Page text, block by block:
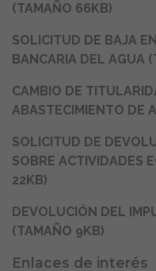
(TAMAÑO 66KB)
SOLICITUD DE BAJA
BANCARIA DEL AGUA
CAMBIO DE
ABASTECIMIENTO DE
SOLICITUD DE
SOBRE ACTIVIDADES
22KB)
DEVOLUCIÓN DEL
(TAMAÑO 9KB)
Enlaces de interés